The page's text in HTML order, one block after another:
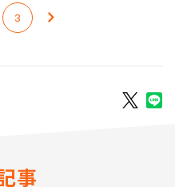
忘れられない